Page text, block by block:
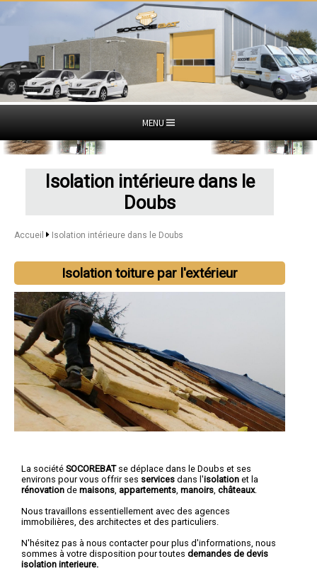
MENU
Isolation intérieure dans le
Doubs
Accueil Isolation intérieure dans le Doubs
Isolation toiture par l'extérieur
La société SOCOREBATse déplace dans le Doubs et ses
environs pour vous offrir ses services dans l'isolation et la
rénovation de maisons, appartements, manoirs, châteaux.
Nous travaillons essentiellement avec des agences
immobilières, des architectes et des particuliers.
N'hésitez pas à nous contacter pour plus d'informations, nous
sommes à votre disposition pour toutes demandes de devis
isolation interieure.